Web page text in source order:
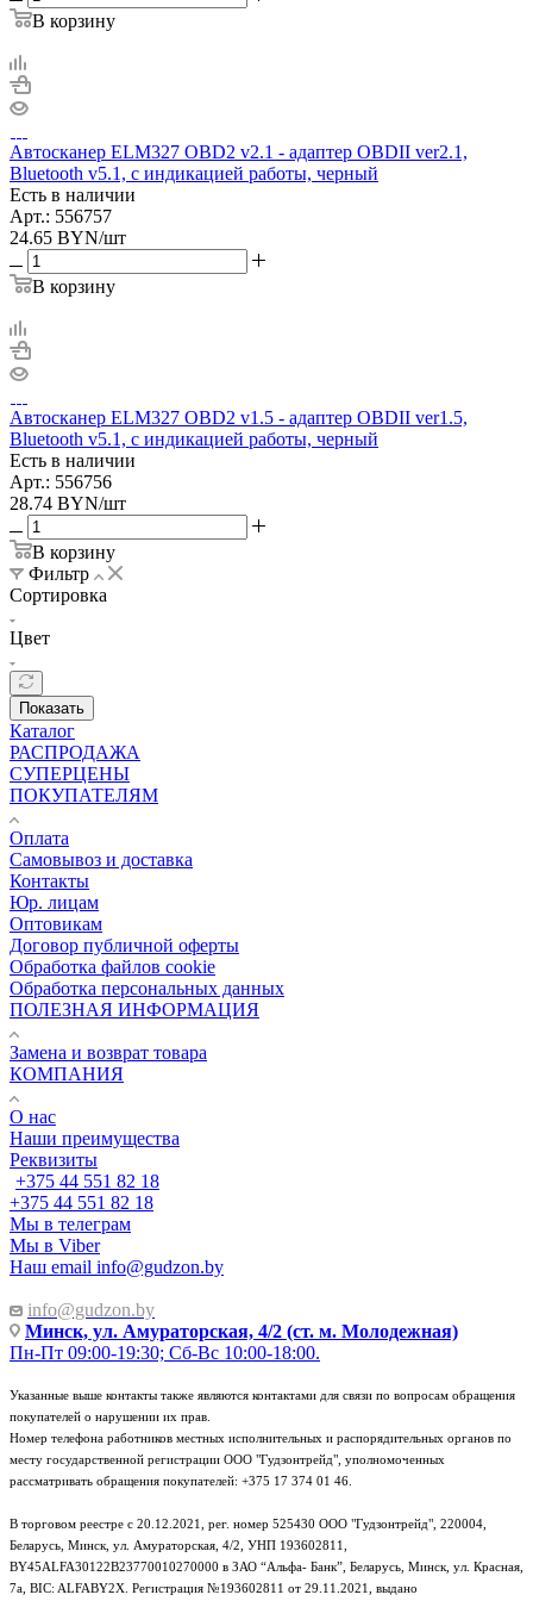
В корзину
Автосканер ELM327 OBD2 v2.1 - aдаптер OBDII ver2.1,
Bluetooth v5.1, с индикацией работы, черный
Есть в наличии
Арт.: 556757
24.65 BYN/шт
В корзину
Автосканер ELM327 OBD2 v1.5 - aдаптер OBDII ver1.5,
Bluetooth v5.1, с индикацией работы, черный
Есть в наличии
Арт.: 556756
28.74 BYN/шт
В корзину
Фильтр
Сортировка
Цвет
Показать
Каталог
РАСПРОДАЖА
СУПЕРЦЕНЫ
ПОКУПАТЕЛЯМ
Оплата
Самовывоз и доставка
Контакты
Юр. лицам
Оптовикам
Договор публичной оферты
Обработка файлов cookie
Обработка персональных данных
ПОЛЕЗНАЯ ИНФОРМАЦИЯ
Замена и возврат товара
КОМПАНИЯ
О нас
Наши преимущества
Реквизиты
+375 44 551 82 18
+375 44 551 82 18
Мы в телеграм
Мы в Viber
Наш email info@gudzon.by
info@gudzon.by
Минск, ул. Амураторская, 4/2 (ст. м. Молодежная)
Пн-Пт 09:00-19:30; Сб-Вс 10:00-18:00.
Указанные выше контакты также являются контактами для связи по вопросам обращения
покупателей о нарушении их прав.
Номер телефона работников местных исполнительных и распорядительных органов по
месту государственной регистрации ООО "Гудзонтрейд", уполномоченных
рассматривать обращения покупателей: +375 17 374 01 46.
В торговом реестре с 20.12.2021, рег. номер 525430 ООО "Гудзонтрейд", 220004,
Беларусь, Минск, ул. Амураторская, 4/2, УНП 193602811,
BY45ALFA30122B23770010270000 в ЗАО “Альфа- Банк”, Беларусь, Минск, ул. Красная,
7а, BIC: ALFABY2X. Регистрация №193602811 от 29.11.2021, выдано